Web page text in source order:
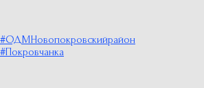
#ОДМНовопокровскийрайон
#Покровчанка